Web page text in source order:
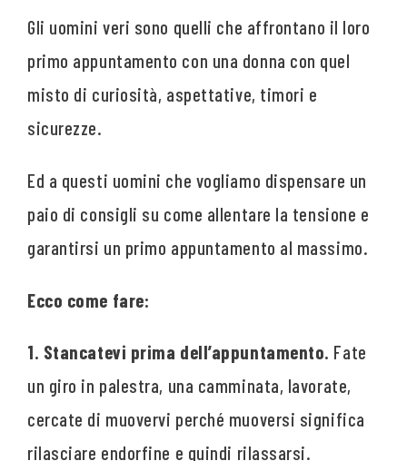
Gli uomini veri sono quelli che affrontano il loro
primo appuntamento con una donna con quel
misto di curiosità, aspettative, timori e
sicurezze.
Ed a questi uomini che vogliamo dispensare un
paio di consigli su come allentare la tensione e
garantirsi un primo appuntamento al massimo.
Ecco come fare:
1. Stancatevi prima dell’appuntamento. Fate
un giro in palestra, una camminata, lavorate,
cercate di muovervi perché muoversi significa
rilasciare endorfine e quindi rilassarsi.